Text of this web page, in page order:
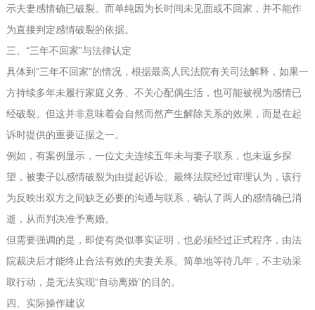
示夫妻感情确已破裂。而单纯因为长时间未见面或不回家，并不能作
为直接判定感情破裂的依据。
三、“三年不回家”与法律认定
具体到“三年不回家”的情况，根据最高人民法院有关司法解释，如果一
方持续多年未履行家庭义务、不关心配偶生活，也可能被视为感情已
经破裂。但这并非意味着会自然而然产生解除关系的效果，而是在起
诉时提供的重要证据之一。
例如，有案例显示，一位丈夫连续五年未与妻子联系，也未返乡探
望，被妻子以感情破裂为由提起诉讼。最终法院经过审理认为，该行
为反映出双方之间缺乏必要的沟通与联系，确认了两人的感情确已消
逝，从而判决准予离婚。
但需要强调的是，即使有类似事实证明，也必须经过正式程序，由法
院裁决后才能终止合法有效的夫妻关系。简单地等待几年，不主动采
取行动，是无法实现“自动离婚”的目的。
四、实际操作建议